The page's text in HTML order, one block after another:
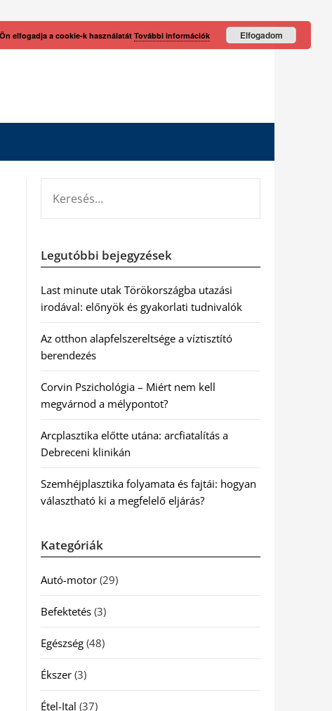
Legutóbbi bejegyzések
Last minute utak Törökországba utazási
irodával: előnyök és gyakorlati tudnivalók
Az otthon alapfelszereltsége a víztisztító
berendezés
Corvin Pszichológia – Miért nem kell
megvárnod a mélypontot?
Arcplasztika előtte utána: arcfiatalítás a
Debreceni klinikán
Szemhéjplasztika folyamata és fajtái: hogyan
választható ki a megfelelő eljárás?
Kategóriák
Autó-motor(29)
Befektetés(3)
Egészség(48)
Ékszer(3)
Étel-Ital (37)
elfogadja a cookie-k használatátTovábbi információk Elfogadom